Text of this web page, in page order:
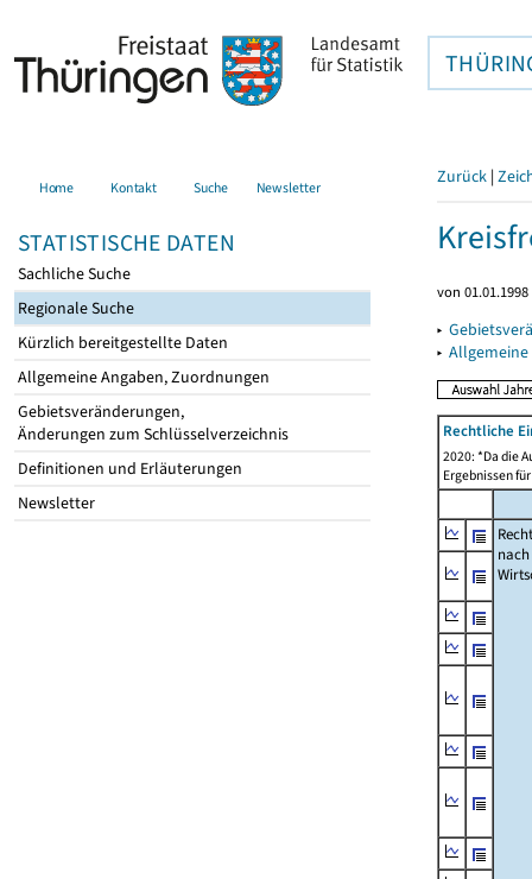
Home Kontakt Suche Newsletter
STATISTISCHE DATEN
Sachliche Suche
Regionale Suche
Kürzlich bereitgestellte Daten
Allgemeine Angaben, Zuordnungen
Gebietsveränderungen,
Änderungen zum Schlüsselverzeichnis
Definitionen und Erläuterungen
Newsletter
Zurück |
von
▸
▸
Rechtliche
2020: *Da die
Ergebnissen